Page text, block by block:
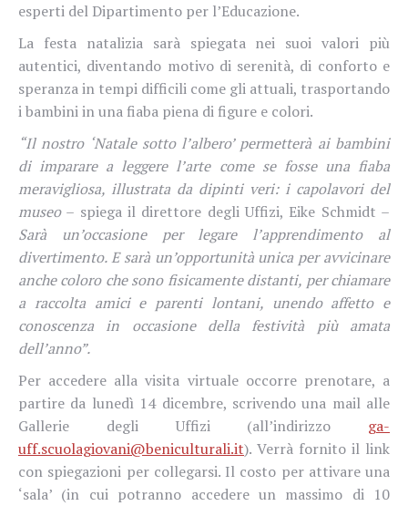
esperti del Dipartimento per l’Educazione.
La festa natalizia sarà spiegata nei suoi valori più
autentici, diventando motivo di serenità, di conforto e
speranza in tempi difficili come gli attuali, trasportando
i bambini in una fiaba piena di figure e colori.
“Il nostro ‘Natale sotto l’albero’ permetterà ai bambini
di imparare a leggere l’arte come se fosse una fiaba
meravigliosa, illustrata da dipinti veri: i capolavori del
museo– spiega il direttore degli Uffizi, Eike Schmidt –
Sarà un’occasione per legare l’apprendimento al
divertimento. E sarà un’opportunità unica per avvicinare
anche coloro che sono fisicamente distanti, per chiamare
a raccolta amici e parenti lontani, unendo affetto e
conoscenza in occasione della festività più amata
dell’anno”.
Per accedere alla visita virtuale occorre prenotare, a
partire da lunedì 14 dicembre, scrivendo una mail alle
Gallerie degli Uffizi (all’indirizzo ga-
uff.scuolagiovani@beniculturali.it). Verrà fornito il link
con spiegazioni per collegarsi. Il costo per attivare una
‘sala’ (in cui potranno accedere un massimo di 10